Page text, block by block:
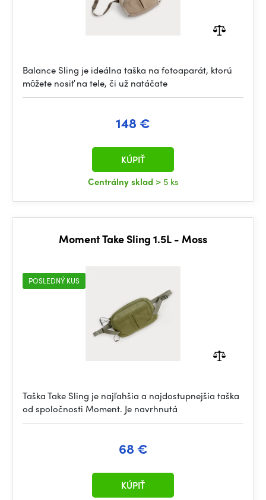
Balance Sling je ideálna taška na fotoaparát, ktorú
môžete nosiť na tele, či už natáčate
148 €
Centrálny sklad > 5 ks
KÚPIŤ
Moment Take Sling 1.5L - Moss
POSLEDNÝ KUS
Taška Take Sling je najľahšia a najdostupnejšia taška
od spoločnosti Moment. Je navrhnutá
68 €
KÚPIŤ